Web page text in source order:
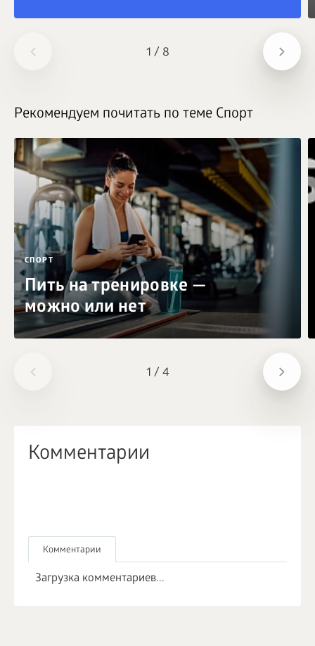
1 / 8
1 / 4
Рекомендуем почитать по теме Спорт
СПОРТ
Пить на тренировке —
можно или нет
Комментарии
Комментарии
Загрузка комментариев...